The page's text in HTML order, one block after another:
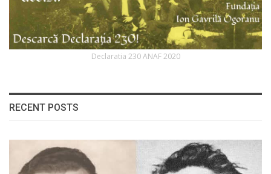
Declaratia 230 ANAF 2020
RECENT POSTS